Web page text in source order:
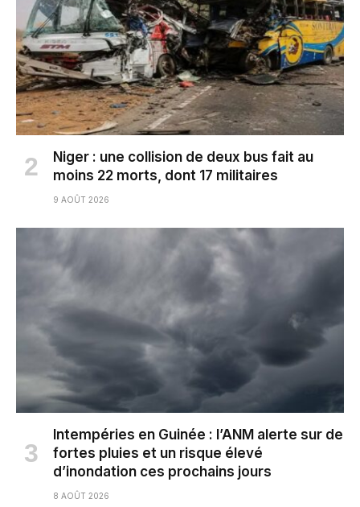
Niger : une collision de deux bus fait au
moins 22 morts, dont 17 militaires
9 AOÛT 2026
Intempéries en Guinée : l’ANM alerte sur de
fortes pluies et un risque élevé
d’inondation ces prochains jours
8 AOÛT 2026